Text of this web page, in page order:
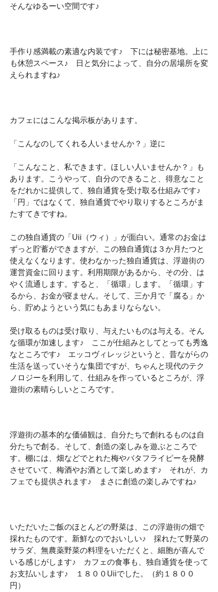
そんなゆるーい空間です♪
手作り感満載の素適な内装です♪ 下には秘密基地。上に
も休憩スペース♪ 日と気分によって、自分の居場所を変
えられますね♪
カフェにはこんな掲示板があります。
「こんなのしてくれる人いませんか？」逆に
「こんなこと、私できます。ほしい人いませんか？」も
あります。こうやって、自分のできること、得意なこと
をだれかに提供して、独自通貨を受け取る仕組みです♪
「円」ではなくて、独自通貨でやり取りするところがま
たすてきですね。
この独自通貨の「Uii（ウィ）」が面白い。通常のお金は
ずっと貯蓄ができますが、この独自通貨は３か月たつと
使えなくなります。使わなかった独自通貨は、浮遊街の
運営資金に回ります。利用期限があるから、その分、は
やく流通します。すると、「循環」します。「循環」す
るから、お金が寝ません。そして、三か月で「腐る」か
ら、貯めようという気にもあまりならない。
受け取るものは受け取り、与えたいものは与える。そん
な循環が加速します♪ ここが仕組みとしてとっても秀逸
なところです♪ エッコヴィレッジというと、昔ながらの
生活を送っていそうな集団ですが、ちゃんと現代のテク
ノロジーを利用して、仕組みを作っているところが、浮
遊街の素晴らしいところです。
浮遊街の基本的な価値観は、自分たちで創れるものは自
分たちで創る。そして、創造の楽しみを遊ぶところで
す。棚には、畑などでとれた梅やバタフライピーを発酵
させていて、梅酒やお酒として楽しめます♪ それが、カ
フェでも提供されます♪ まさに創造の楽しみですね♪
いただいたご飯のほとんどの野菜は、この浮遊街の畑で
採れたものです。新鮮なのでおいしい♪ 採れたて野菜の
サラダ、無農薬野菜の料理をいただくと、細胞が喜んで
いる感じがします♪ カフェの食事も、独自通貨を使って
お支払いします♪ １８００Uiiでした。（約１８００
円）